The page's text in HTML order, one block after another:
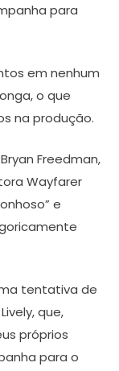
para
em nenhum
o que
na produção.
Freedman,
Wayfarer
e
tentativa de
que,
próprios
para o